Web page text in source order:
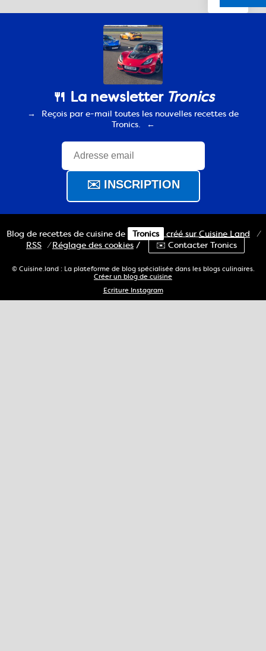
🍴 La newsletter Tronics
Reçois par e-mail toutes les nouvelles recettes de
Tronics.
Blog de recettes de cuisine de Tronics créé sur Cuisine Land
⁄
RSS ⁄Réglage des cookies / ✉️ Contacter Tronics
© Cuisine.land : La plateforme de blog spécialisée dans les blogs culinaires.
Créer un blog de cuisine
Ecriture Instagram